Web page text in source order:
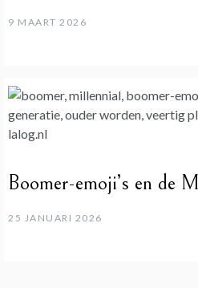
9 MAART 2026
Boomer-emoji’s en de
25 JANUARI 2026